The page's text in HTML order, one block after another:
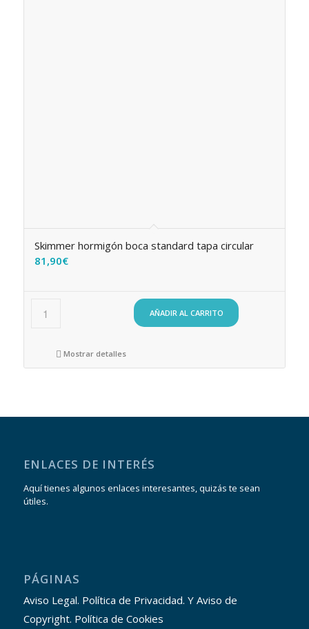
Skimmer hormigón boca standard tapa circular
81,90€
AÑADIR AL CARRITO
Mostrar detalles
ENLACES DE INTERÉS
Aquí tienes algunos enlaces interesantes, quizás te sean
útiles.
PÁGINAS
Aviso Legal. Política de Privacidad. Y Aviso de
Copyright. Política de Cookies